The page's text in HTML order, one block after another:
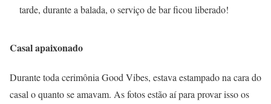
tarde, durante a balada, o serviço de bar ficou liberado!
Casal apaixonado
Durante toda cerimônia Good Vibes, estava estampado na cara do
casal o quanto se amavam. As fotos estão aí para provar isso os